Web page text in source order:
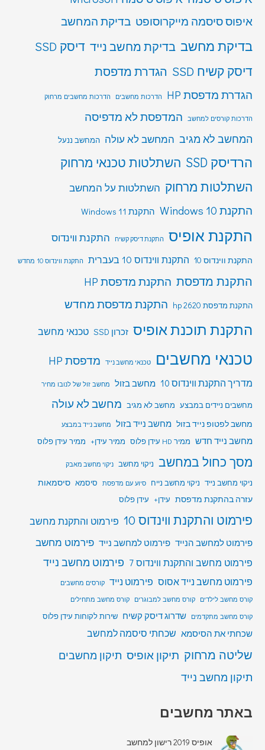
איפוס סיסמה מייקרוסופט בדיקת המחשב
בדיקת מחשב בדיקת מחשב נייד דיסק SSD
דיסק קשיח SSD
הגדרת מדפסת
הגדרת מדפסת HP הדרכות מחשבים הדרכות מחשבים מרחוק
הדרכות קורסים למחשב המדפסת לא מדפיסה
המחשב לא מגיב המחשב לא עולה המחשב ננעל
הרדיסק SSD
השתלטות טכנאי מרחוק
השתלטות מרחוק השתלטות על המחשב
התקנת Windows 10 התקנת Windows 11
התקנת אופיס התקנת דיסק קשיח התקנת ווינדוס
התקנת ווינדוס 10 התקנת ווינדוס 10 בעברית התקנת ווינדוס 10 מחדש
התקנת מדפסת התקנת מדפסת HP
התקנת מדפסת hp 2620 התקנת מדפסת מחדש
התקנת תוכנת אופיס זכרון SSD טכנאי מחשב
טכנאי מחשבים טכנאי מחשב נייד מדפסת HP
מדריך התקנת ווינדוס 10 מחשב בזול מחשב זול של לנובו מחיר
מחשבים ניידים במבצע מחשב לא מגיב מחשב לא עולה
מחשב לפטופ נייד בזול מחשב נייד בזול מחשב נייד במבצע
מחשב נייד חדש ממיר HD עידן פלוס ממיר עידן+ ממיר עידן פלוס
מסך כחול במחשב ניקוי מחשב ניקוי מחשב מאבק
ניקוי מחשב נייד ניקוי מחשב נייח סיוע עם מדפסת סיסמא סיסמאות
עזרה בהתקנת מדפסת עידן+ עידן פלוס
פירמוט והתקנת ווינדוס 10 פירמוט והתקנת מחשב
פירמוט למחשב הנייד פירמוט למחשב נייד פירמוט מחשב
פירמוט מחשב והתקנת ווינדוס 7
פירמוט מחשב נייד
פירמוט מחשב נייד אסוס פירמוט נייד קורסים מחשבים
קורס מחשב לילדים
קורס מחשב למבוגרים
קורס מחשב מתחילים
קורס מחשב מתקדמים
שדרוג דיסק קשיח שירות לקוחות עידן פלוס
שכחתי את הסיסמא שכחתי סיסמה למחשב
שליטה מרחוק תיקון אופיס תיקון מחשבים
תיקון מחשב נייד
באתר מחשבים
אופיס 2019 רישון למחשב